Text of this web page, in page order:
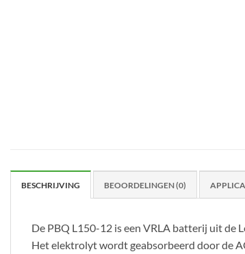
BESCHRIJVING BEOORDELINGEN (0)
De PBQ L150-12 is een VRLA batterij uit de
Het elektrolyt wordt geabsorbeerd door de